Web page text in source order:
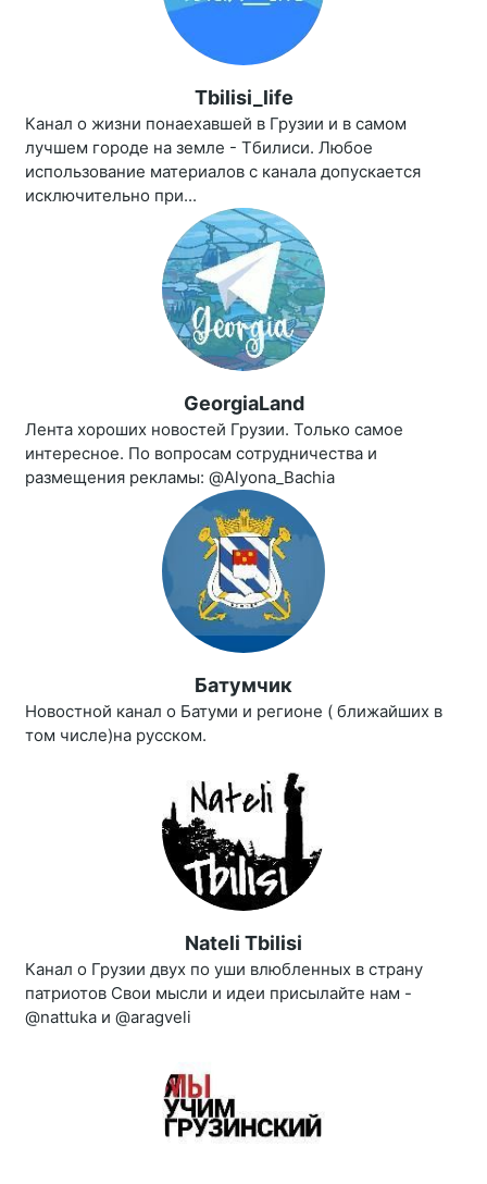
Tbilisi_life
Канал о жизни понаехавшей в Грузии и в самом
лучшем городе на земле - Тбилиси. Любое
использование материалов с канала допускается
исключительно при...
GeorgiaLand
Лента хороших новостей Грузии. Только самое
интересное. По вопросам сотрудничества и
размещения рекламы: @Alyona_Bachia
Батумчик
Новостной канал о Батуми и регионе ( ближайших в
том числе)на русском.
Nateli Tbilisi
Канал о Грузии двух по уши влюбленных в страну
патриотов Свои мысли и идеи присылайте нам -
@nattuka и @aragveli